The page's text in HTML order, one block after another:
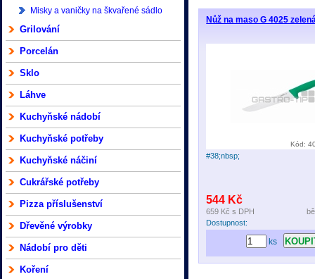
Misky a vaničky na škvařené sádlo
Grilování
Porcelán
Sklo
Láhve
Kuchyňské nádobí
Kuchyňské potřeby
Kuchyňské náčiní
Cukrářské potřeby
Pizza příslušenství
Dřevěné výrobky
Nádobí pro děti
Koření
Kód:
Nůž na maso G 4025
#38;nbsp;
544 Kč
659 Kč s DPH
Dostupnost:
ks